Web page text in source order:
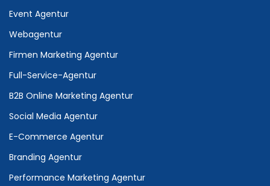
Event Agentur
Webagentur
Firmen Marketing Agentur
Full-Service-Agentur
B2B Online Marketing Agentur
Social Media Agentur
E-Commerce Agentur
Branding Agentur
Performance Marketing Agentur